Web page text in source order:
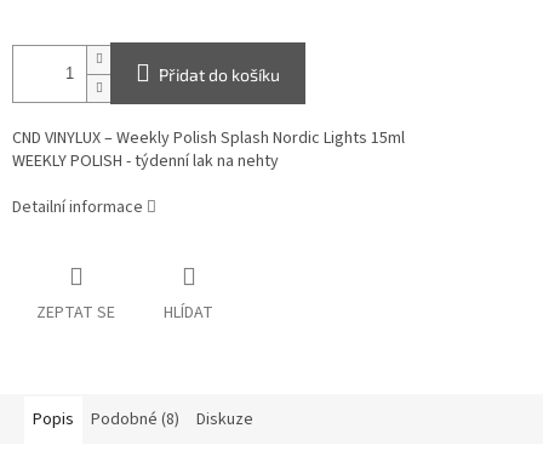
Přidat do košíku
CND VINYLUX – Weekly Polish Splash Nordic Lights 15ml
WEEKLY POLISH - týdenní lak na nehty
Detailní informace
ZEPTAT SE HLÍDAT
Popis Podobné (8) Diskuze